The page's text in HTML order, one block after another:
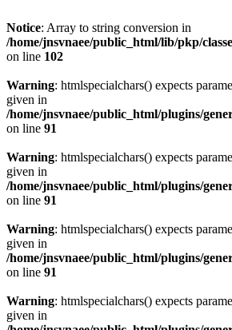
Notice: Array to string conversion in
/home/jnsvnaee/public_html/lib/pkp/
on line 102
Warning: htmlspecialchars() expects
given in
/home/jnsvnaee/public_html/plugins/
on line 91
Warning: htmlspecialchars() expects
given in
/home/jnsvnaee/public_html/plugins/
on line 91
Warning: htmlspecialchars() expects
given in
/home/jnsvnaee/public_html/plugins/
on line 91
Warning: htmlspecialchars() expects
given in